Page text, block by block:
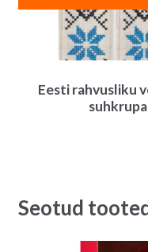
Eesti rahvusliku
Seotud